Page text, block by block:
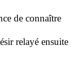
de connaître
relayé ensuite